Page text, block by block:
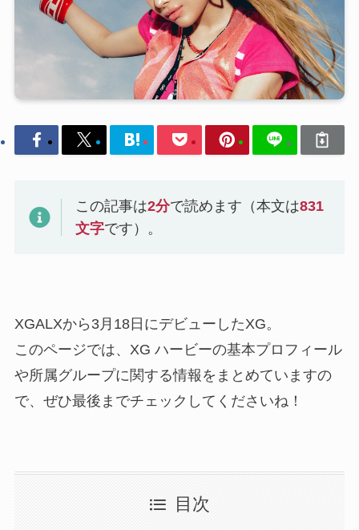
この記事は2分で読めます（本文は831
文字です）。
XGALXから3月18日にデビューしたXG。
このページでは、XG ハービーの基本プロフィール
や所属グループに関する情報をまとめていますの
で、ぜひ最後までチェックしてくださいね！
目次